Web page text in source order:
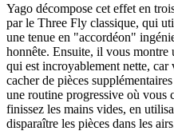
Yago décompose cet effet en
par le Three Fly classique, qui
une tenue en "accordéon"
honnête. Ensuite, il vous
qui est incroyablement nette, car
cacher de pièces
une routine progressive où vous
finissez les mains vides, en
disparaître les pièces dans les